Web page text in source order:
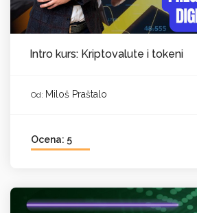
Intro kurs: Kriptovalute i tokeni
Od: Miloš Praštalo
Ocena: 5